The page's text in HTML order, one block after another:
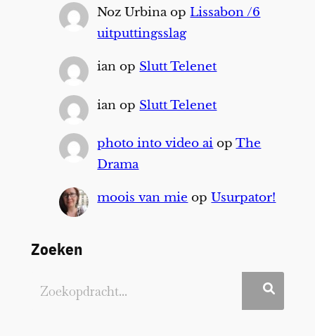
Noz UrbinaopLissabon /6
uitputtingsslag
ian op Slutt Telenet
ian op Slutt Telenet
photo into video ai opThe
Drama
moois van mie opUsurpator!
Zoeken